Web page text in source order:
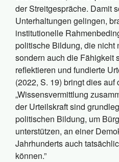
der Streitgespräche. Damit
Unterhaltungen gelingen,
institutionelle
politische Bildung, die nicht
sondern auch die Fähigkeit
reflektieren und fundierte
(2022, S. 19) bringt dies auf
„Wissensvermittlung
der Urteilskraft sind
politischen Bildung, um
unterstützen, an einer
Jahrhunderts auch
können.”